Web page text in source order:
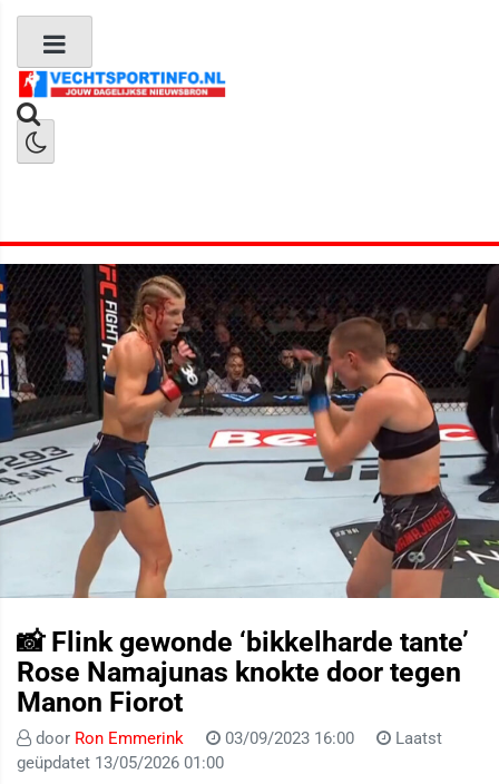
📸 Flink gewonde ‘bikkelharde tante’
Rose Namajunas knokte door tegen
Manon Fiorot
door Ron Emmerink 03/09/2023 16:00
Laatst
geüpdatet 13/05/2026 01:00